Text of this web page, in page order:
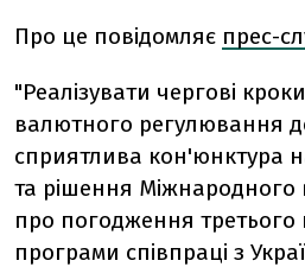
Про це повідомляє прес-
"Реалізувати чергові кроки
валютного регулювання
сприятлива кон'юнктура
та рішення
про погодження третього
програми співпраці з